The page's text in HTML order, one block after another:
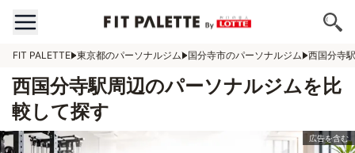
FIT PALETTE 東京都のパーソナルジム 国分寺市のパーソナルジム 西国分寺
西国分寺駅周辺のパーソナルジムを比
較して探す